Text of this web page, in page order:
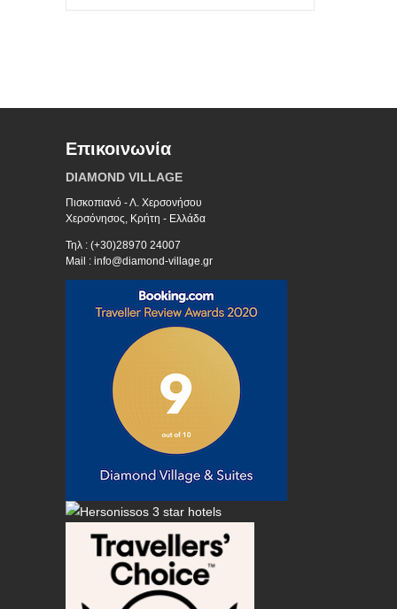
Επικοινωνία
DIAMOND VILLAGE
Πισκοπιανό - Λ. Χερσονήσου
Χερσόνησος, Κρήτη - Ελλάδα
Τηλ : (+30)28970 24007
Mail : info@diamond-village.gr